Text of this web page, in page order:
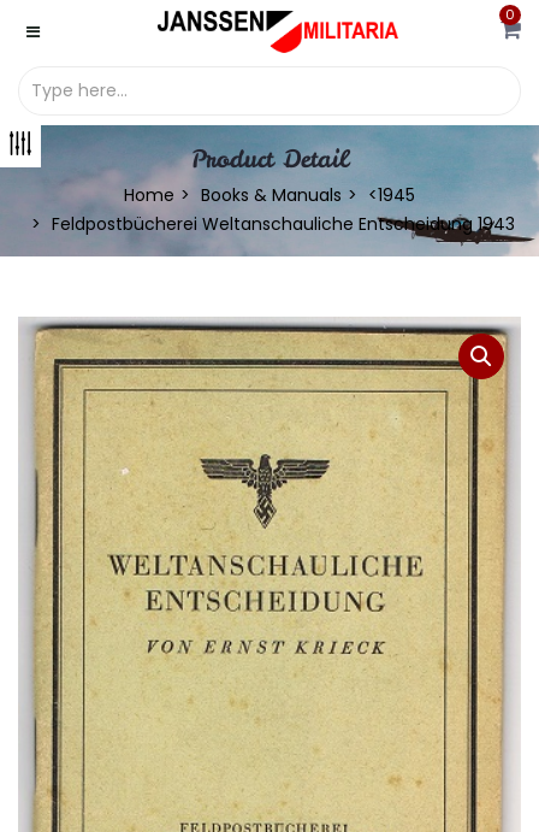
0
Product Detail
Home Books & Manuals
<1945
Feldpostbücherei Weltanschauliche Entscheidung 1943